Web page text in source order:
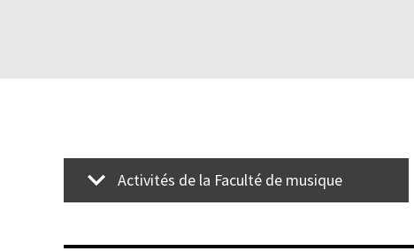
Activités de la Faculté de musique